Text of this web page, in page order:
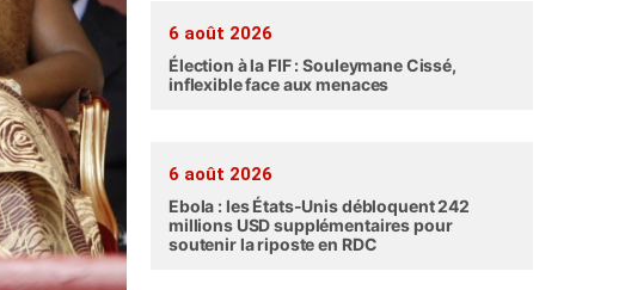
6 août 2026
Élection à la FIF : Souleymane Cissé,
inflexible face aux menaces
6 août 2026
Ebola : les États-Unis débloquent 242
millions USD supplémentaires pour
soutenir la riposte en RDC